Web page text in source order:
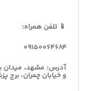
📱 تلفن همراه:
۰۹۱۵۰۰۶۴۶۸۴
آدرس: مشهد، میدان
و خیابان چمران،